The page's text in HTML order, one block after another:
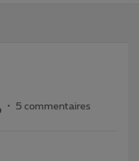
5 commentaires